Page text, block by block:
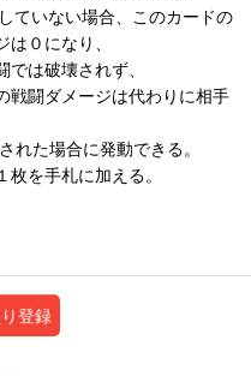
ていない場合、このカードの
０になり、
は破壊されず、
戦闘ダメージは代わりに相手
れた場合に発動できる。
を手札に加える。
登録